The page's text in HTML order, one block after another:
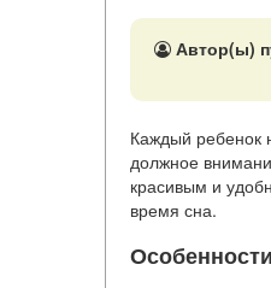
Автор(ы)
Каждый ребенок
должное
красивым и
время сна.